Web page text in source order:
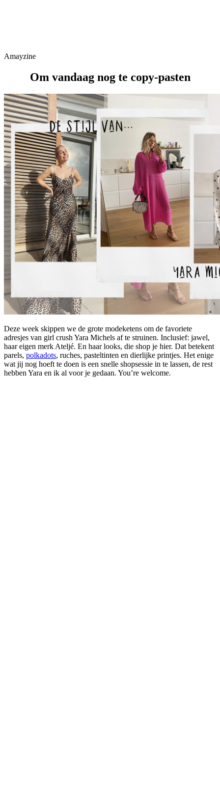
Amayzine
Om vandaag nog te copy-pasten
Deze week skippen we de grote modeketens om de favoriete
adresjes van girl crush Yara Michels af te struinen. Inclusief: jawel,
haar eigen merk Ateljé. En haar looks, die shop je hier. Dat betekent
parels, polkadots, ruches, pasteltinten en dierlijke printjes. Het enige
wat jij nog hoeft te doen is een snelle shopsessie in te lassen, de rest
hebben Yara en ik al voor je gedaan. You’re welcome.